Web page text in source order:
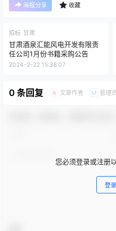
海报分享 收藏
招标 甘肃
甘肃酒泉汇能风电开发有限责
任公司1月份书籍采购公告
2024-2-22 15:38:07
0 条回复 A 文章作者 M 管理员
您必须登录或注册
登录